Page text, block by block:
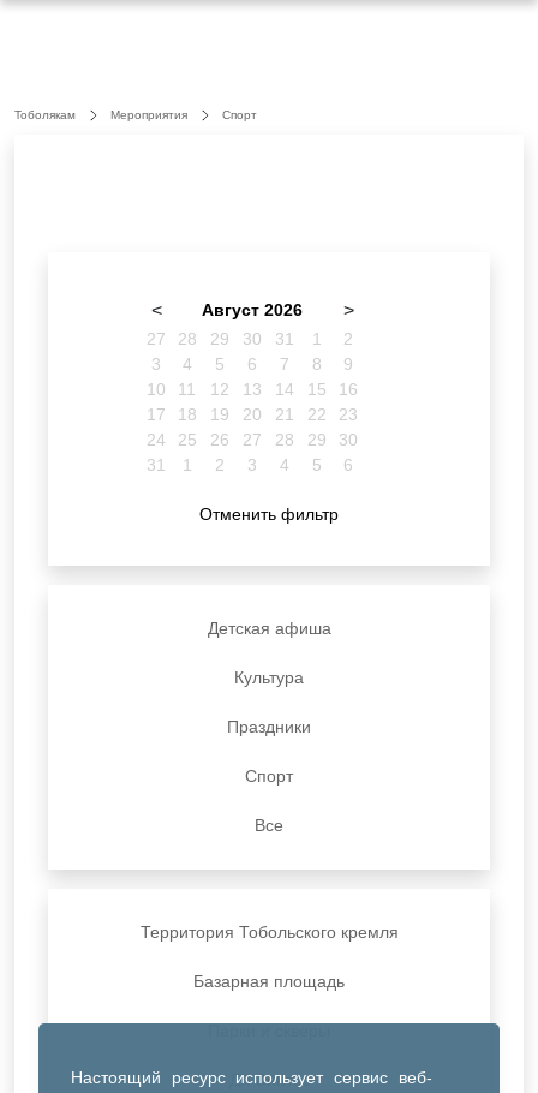
Настоящий ресурс использует сервис веб-
Тоболякам Мероприятия Спорт
< Август 2026 >
27 28 29 30 31 1
2
3
4 5 6 7 8
9
10
11 12 13 14 15
16
17
18 19 20 21 22
23
24
25 26 27 28 29
30
31
1 2 3 4 5 6
Отменить фильтр
Детская афиша
Культура
Праздники
Спорт
Все
Территория Тобольского кремля
Базарная площадь
ДК Синтез